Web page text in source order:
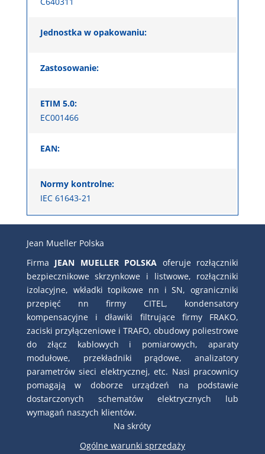
Jednostka w opakowaniu:
Zastosowanie:
ETIM 5.0:
EC001466
EAN:
Normy kontrolne:
IEC 61643-21
Jean Mueller Polska
Firma JEAN MUELLER POLSKA oferuje rozłączniki
bezpiecznikowe skrzynkowe i listwowe, rozłączniki
izolacyjne, wkładki topikowe nn i SN, ograniczniki
przepięć nn firmy CITEL, kondensatory
kompensacyjne i dławiki filtrujące firmy FRAKO,
zaciski przyłączeniowe i TRAFO, obudowy poliestrowe
do złącz kablowych i pomiarowych, aparaty
modułowe, przekładniki prądowe, analizatory
parametrów sieci elektrycznej, etc. Nasi pracownicy
pomagają w doborze urządzeń na podstawie
dostarczonych schematów elektrycznych lub
wymagań naszych klientów.
Na skróty
Ogólne warunki sprzedaży